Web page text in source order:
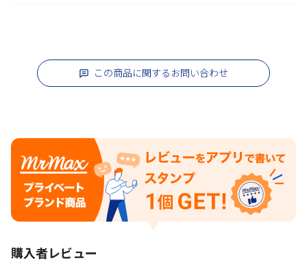
この商品に関するお問い合わせ
購入者レビュー